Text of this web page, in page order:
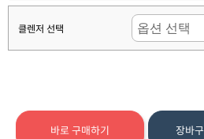
클렌저 선택
바로 구매하기 장바